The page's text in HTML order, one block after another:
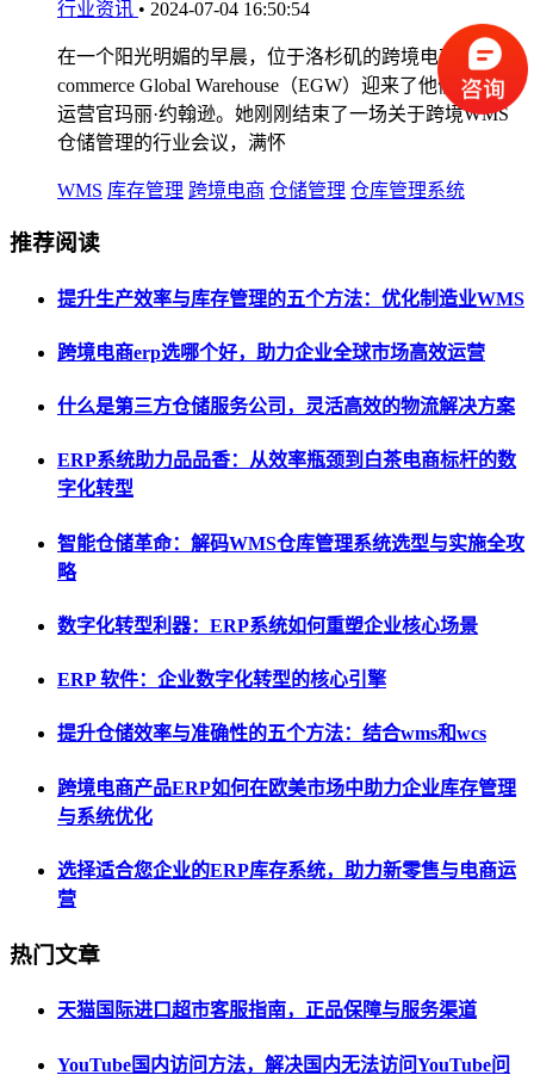
行业资讯 • 2024-07-04 16:50:54
在一个阳光明媚的早晨，位于洛杉矶的跨境电商公司E-
commerce Global Warehouse（EGW）迎来了他们的首席
运营官玛丽·约翰逊。她刚刚结束了一场关于跨境WMS
仓储管理的行业会议，满怀
WMS 库存管理 跨境电商 仓储管理 仓库管理系统
推荐阅读
提升生产效率与库存管理的五个方法：优化制造业WMS
跨境电商erp选哪个好，助力企业全球市场高效运营
什么是第三方仓储服务公司，灵活高效的物流解决方案
ERP系统助力品品香：从效率瓶颈到白茶电商标杆的数
字化转型
智能仓储革命：解码WMS仓库管理系统选型与实施全攻
略
数字化转型利器：ERP系统如何重塑企业核心场景
ERP 软件：企业数字化转型的核心引擎
提升仓储效率与准确性的五个方法：结合wms和wcs
跨境电商产品ERP如何在欧美市场中助力企业库存管理
与系统优化
选择适合您企业的ERP库存系统，助力新零售与电商运
营
热门文章
天猫国际进口超市客服指南，正品保障与服务渠道
YouTube国内访问方法，解决国内无法访问YouTube问